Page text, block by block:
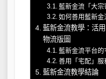
藍新金流「大宗
如何善用藍新金
藍新金流教學：活
物流版圖
藍新金流平台
善用「宅配」服
藍新金流教學結論